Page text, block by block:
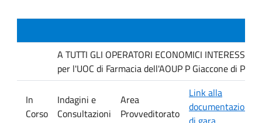
A TUTTI GLI OPERATORI ECONOMICI
per l'UOC di Farmacia dell'AOUP P Giaccone di
In
Corso
Indagini e
Consultazioni
Area
Provveditorato
Link alla
documentazione